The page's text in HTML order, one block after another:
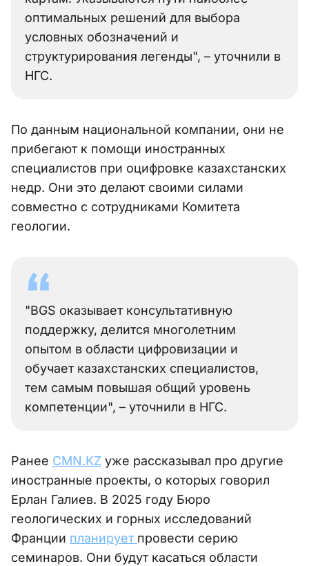
оптимальных решений для выбора
условных обозначений и
структурирования легенды", – уточнили в
НГС.
По данным национальной компании, они не
прибегают к помощи иностранных
специалистов при оцифровке казахстанских
недр. Они это делают своими силами
совместно с сотрудниками Комитета
геологии.
"BGS оказывает консультативную
поддержку, делится многолетним
опытом в области цифровизации и
обучает казахстанских специалистов,
тем самым повышая общий уровень
компетенции", – уточнили в НГС.
Ранее CMN.KZ уже рассказывал про другие
иностранные проекты, о которых говорил
Ерлан Галиев. В 2025 году Бюро
геологических и горных исследований
Франции планирует провести серию
семинаров. Они будут касаться области